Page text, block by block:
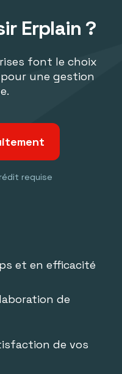
Erplain ?
font le choix
une gestion
requise
et en efficacité
de
de vos